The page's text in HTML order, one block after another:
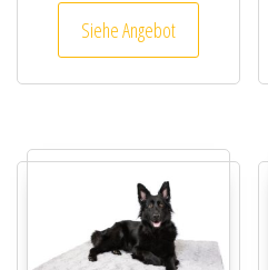
Siehe Angebot